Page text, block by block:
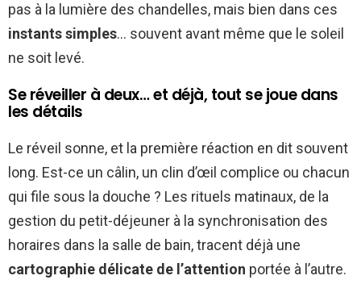
pas à la lumière des chandelles, mais bien dans ces
instants simples… souvent avant même que le soleil
ne soit levé.
Se réveiller à deux… et déjà, tout se joue dans
les détails
Le réveil sonne, et la première réaction en dit souvent
long. Est-ce un câlin, un clin d’œil complice ou chacun
qui file sous la douche ? Les rituels matinaux, de la
gestion du petit-déjeuner à la synchronisation des
horaires dans la salle de bain, tracent déjà une
cartographie délicate de l’attention portée à l’autre.